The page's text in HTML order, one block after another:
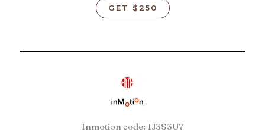
GET $250
Inmotion code: 1J3S3U7